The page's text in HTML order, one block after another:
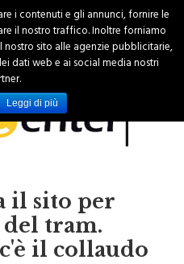
il sito per
tram.
il collaudo
i contenuti e gli annunci, fornire le
il nostro traffico. Inoltre forniamo
sito alle agenzie pubblicitarie,
dati web e ai social media nostri
Leggi di più